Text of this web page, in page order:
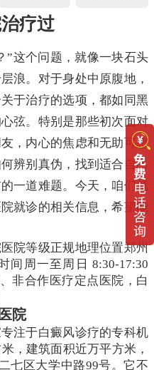
疗过
”这个问题，就像一块石头
浪。对于身处中原腹地，
于治疗的选项，都如同黑
弦。特别是那些初次面对
，内心的焦虑和无助可想
辨别真伪，找到适合自己
一道难题。今天，咱们就
就诊的相关信息，希望能
院等级正规地理位置郑州
间周一至周日 8:30-17:30
非合作医疗定点医院，白
院
注于白癜风诊疗的专科机
，建筑面积近万平方米，
七区大学中路99号。它不